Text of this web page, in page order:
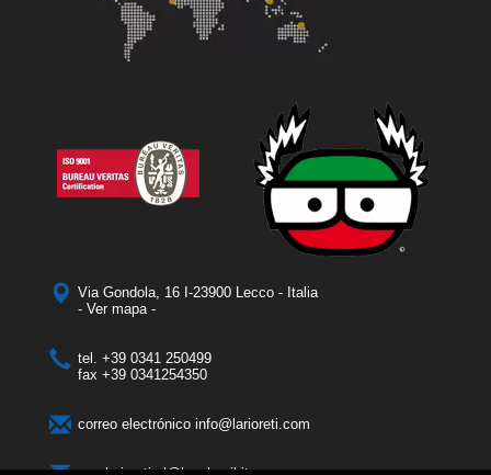
Via Gondola, 16 I-23900 Lecco - Italia
- Ver mapa -
tel. +39 0341 250499
fax +39 0341254350
correo electrónico info@larioreti.com